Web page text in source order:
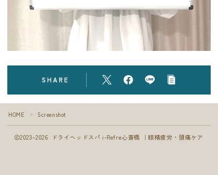
SHARE
HOME ＞ Screenshot
2023–2026 ドライヘッドスパ i-Refre心斎橋 ｜眼精疲労・頭痛ケア